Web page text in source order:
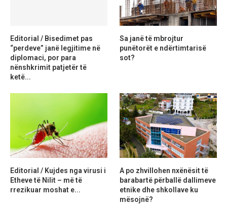
Editorial / Bisedimet pas
“perdeve” janë legjitime në
diplomaci, por para
nënshkrimit patjetër të
ketë...
Sa janë të mbrojtur
punëtorët e ndërtimtarisë
sot?
Editorial / Kujdes nga virusi i
Etheve të Nilit – më të
rrezikuar moshat e...
A po zhvillohen nxënësit të
barabartë përballë dallimeve
etnike dhe shkollave ku
mësojnë?